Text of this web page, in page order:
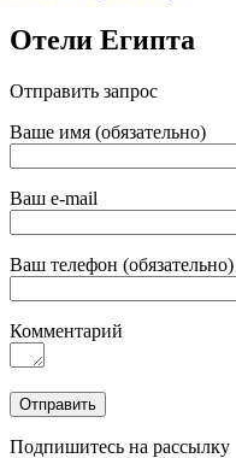
Отели Египта
Отправить запрос
Ваше имя (обязательно)
Ваш e-mail
Ваш телефон (обязательно)
Комментарий
Подпишитесь на рассылку